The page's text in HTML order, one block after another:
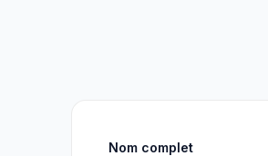
Nom complet